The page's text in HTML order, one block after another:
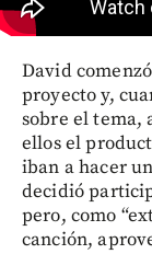
David
proyecto y,
sobre el tema,
ellos el
iban a hacer
decidió
pero, como
canción,